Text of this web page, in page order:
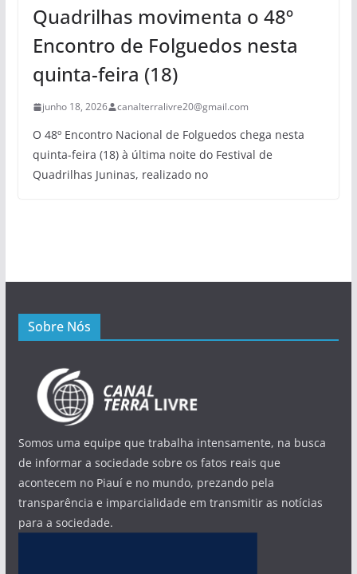
Quadrilhas movimenta o 48º
Encontro de Folguedos nesta
quinta-feira (18)
junho 18, 2026 canalterralivre20@gmail.com
O 48º Encontro Nacional de Folguedos chega nesta
quinta-feira (18) à última noite do Festival de
Quadrilhas Juninas, realizado no
Sobre Nós
Somos uma equipe que trabalha intensamente, na busca
de informar a sociedade sobre os fatos reais que
acontecem no Piauí e no mundo, prezando pela
transparência e imparcialidade em transmitir as notícias
para a sociedade.